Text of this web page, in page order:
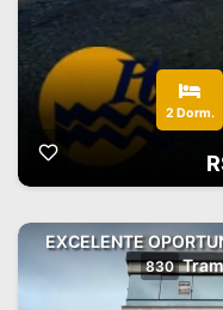
2 Dorm.
EXCELENTE
830